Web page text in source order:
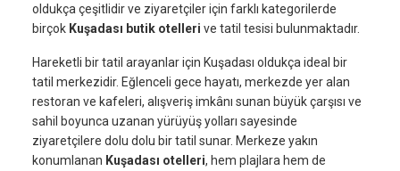
oldukça çeşitlidir ve ziyaretçiler için farklı kategorilerde
birçok Kuşadası butik otelleri ve tatil tesisi bulunmaktadır.
Hareketli bir tatil arayanlar için Kuşadası oldukça ideal bir
tatil merkezidir. Eğlenceli gece hayatı, merkezde yer alan
restoran ve kafeleri, alışveriş imkânı sunan büyük çarşısı ve
sahil boyunca uzanan yürüyüş yolları sayesinde
ziyaretçilere dolu dolu bir tatil sunar. Merkeze yakın
konumlanan Kuşadası otelleri, hem plajlara hem de